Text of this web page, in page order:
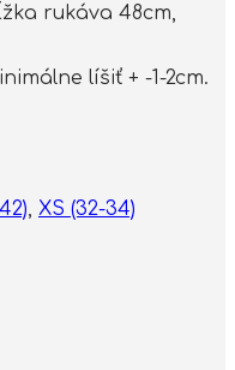
rukáva 48cm,
líšiť + -1-2cm.
, XS (32-34)